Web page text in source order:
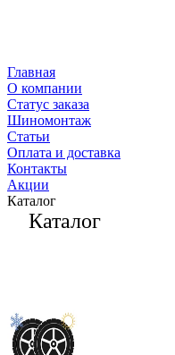
Главная
О компании
Статус заказа
Шиномонтаж
Статьи
Оплата и доставка
Контакты
Акции
Каталог
Каталог